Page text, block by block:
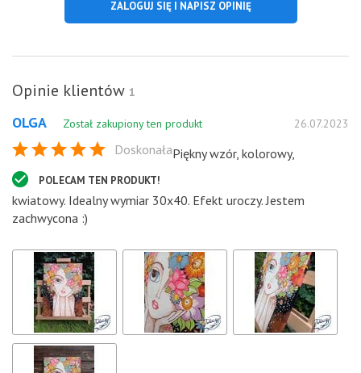
ZALOGUJ SIĘ I NAPISZ OPINIĘ
Opinie klientów 1
OLGA Został zakupiony ten produkt 26.07.2023
Doskonała
POLECAM TEN PRODUKT!
Piękny wzór, kolorowy,
kwiatowy. Idealny wymiar 30x40. Efekt uroczy. Jestem
zachwycona :)